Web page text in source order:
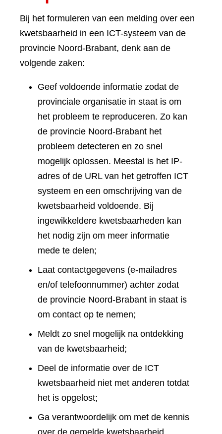
Bij het formuleren van een melding over een
kwetsbaarheid in een ICT-systeem van de
provincie Noord-Brabant, denk aan de
volgende zaken:
Geef voldoende informatie zodat de
provinciale organisatie in staat is om
het probleem te reproduceren. Zo kan
de provincie Noord-Brabant het
probleem detecteren en zo snel
mogelijk oplossen. Meestal is het IP-
adres of de URL van het getroffen ICT
systeem en een omschrijving van de
kwetsbaarheid voldoende. Bij
ingewikkeldere kwetsbaarheden kan
het nodig zijn om meer informatie
mede te delen;
Laat contactgegevens (e-mailadres
en/of telefoonnummer) achter zodat
de provincie Noord-Brabant in staat is
om contact op te nemen;
Meldt zo snel mogelijk na ontdekking
van de kwetsbaarheid;
Deel de informatie over de ICT
kwetsbaarheid niet met anderen totdat
het is opgelost;
Ga verantwoordelijk om met de kennis
over de gemelde kwetsbaarheid.